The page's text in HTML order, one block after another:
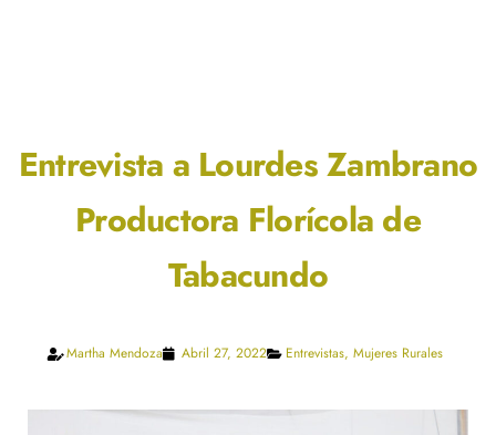
Entrevista a Lourdes Zambrano
Productora Florícola de
Tabacundo
Martha Mendoza Abril 27, 2022 Entrevistas, Mujeres Rurales